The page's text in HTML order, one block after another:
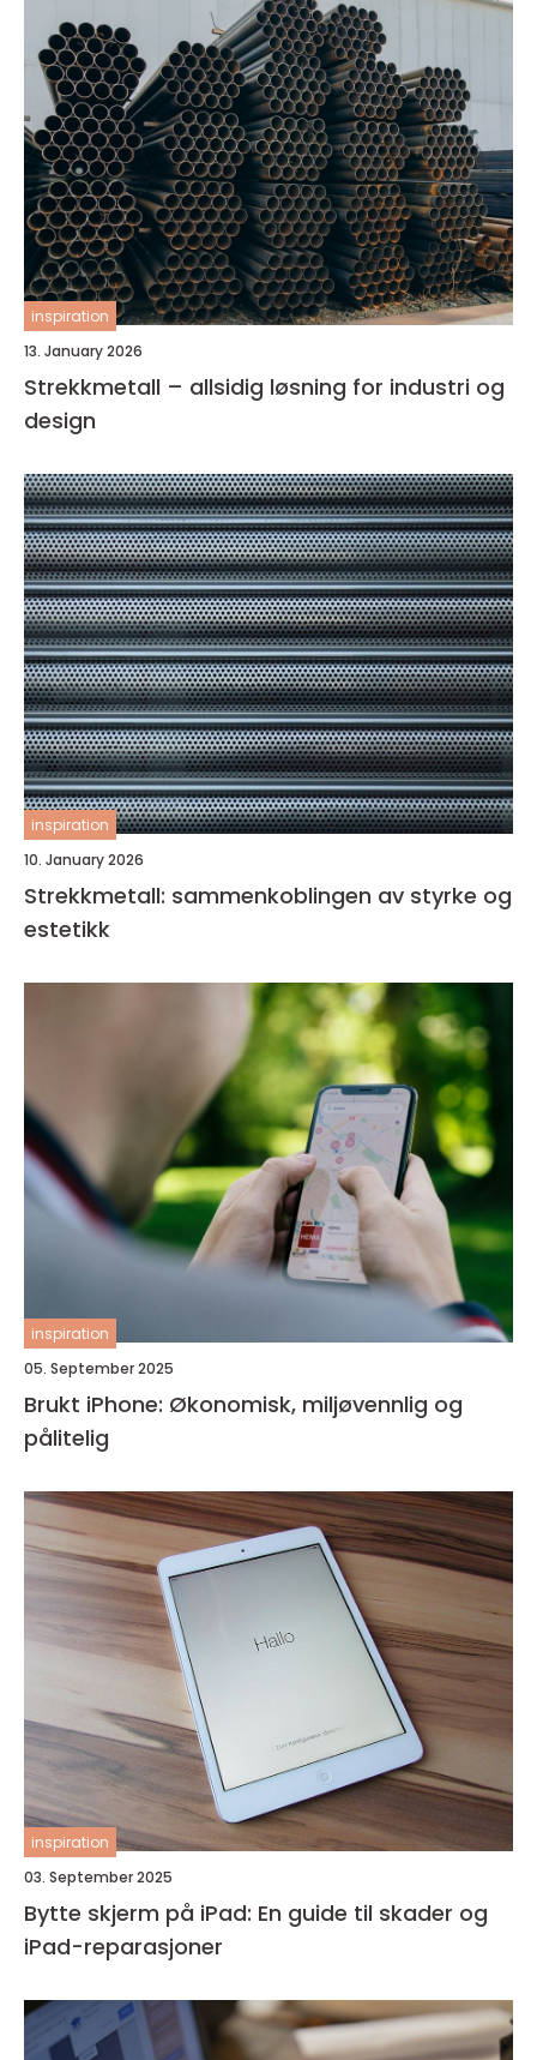
inspiration
13. January 2026
Strekkmetall – allsidig løsning for industri og
design
inspiration
10. January 2026
Strekkmetall: sammenkoblingen av styrke og
estetikk
inspiration
05. September 2025
Brukt iPhone: Økonomisk, miljøvennlig og
pålitelig
inspiration
03. September 2025
Bytte skjerm på iPad: En guide til skader og
iPad-reparasjoner